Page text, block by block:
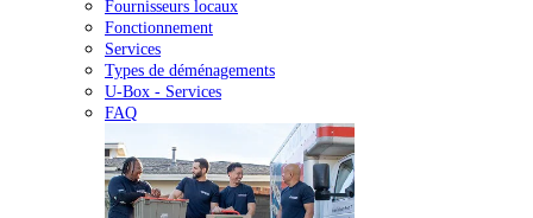
Fournisseurs locaux
Fonctionnement
Services
Types de déménagements
U-Box - Services
FAQ